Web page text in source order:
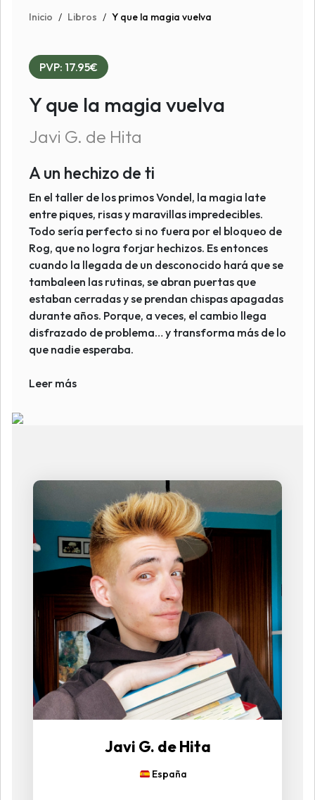
Inicio / Libros / Y que la magia vuelva
PVP: 17.95€
Y que la magia vuelva
Javi G. de Hita
A un hechizo de ti
En el taller de los primos Vondel, la magia late
entre piques, risas y maravillas impredecibles.
Todo sería perfecto si no fuera por el bloqueo de
Rog, que no logra forjar hechizos. Es entonces
cuando la llegada de un desconocido hará que se
tambaleen las rutinas, se abran puertas que
estaban cerradas y se prendan chispas apagadas
durante años. Porque, a veces, el cambio llega
disfrazado de problema… y transforma más de lo
que nadie esperaba.
Leer más
Javi G. de Hita
España